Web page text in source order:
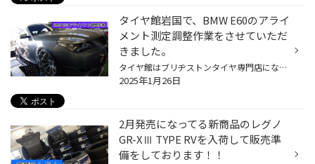
タイヤ館岩国で、BMW E60のアライ
メント測定調整作業をさせていただ
きました。
タイヤ館はブリヂストンタイヤ専門店になります。 今回はいつもご利用されているBMW E60のお客様からの依頼でアライメント測定調整作業をさせていただきました。 リアタイヤの内側の減りが多いのを何とかしたいとの事でした。 コチラのBMWは前回も当店でアライメント測定調整作業をしているので、調...
2025年1月26日
2月発売になってる新商品のレグノ
GR-XⅢ TYPE RVを入荷して販売準
備をしております！！